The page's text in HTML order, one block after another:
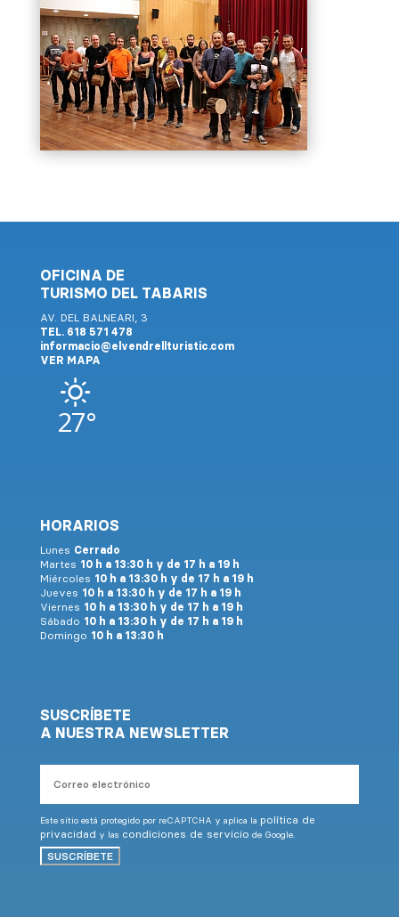
OFICINA DE
TURISMO DEL TABARIS
AV. DEL BALNEARI, 3
TEL. 618 571 478
informacio@elvendrellturistic.com
VER MAPA
27°
HORARIOS
Lunes Cerrado
Martes 10 h a 13:30 h y de 17 h a 19 h
Miércoles 10 h a 13:30 h y de 17 h a 19 h
Jueves 10 h a 13:30 h y de 17 h a 19 h
Viernes 10 h a 13:30 h y de 17 h a 19 h
Sábado 10 h a 13:30 h y de 17 h a 19 h
Domingo 10 h a 13:30 h
SUSCRÍBETE
A NUESTRA NEWSLETTER
electrónico
Este sitio está protegido por reCAPTCHA y aplica la política de
privacidad y las condiciones de servicio de Google.
SUSCRÍBETE